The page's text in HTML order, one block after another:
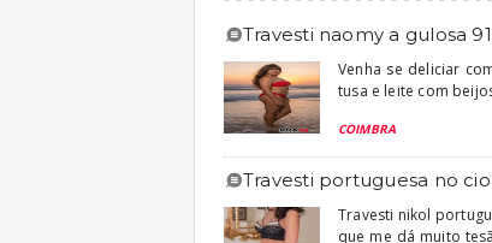
travesti naomy a gulosa
Venha se deliciar
tusa e leite com
COIMBRA
travesti portuguesa no
Travesti nikol
que me dá muito